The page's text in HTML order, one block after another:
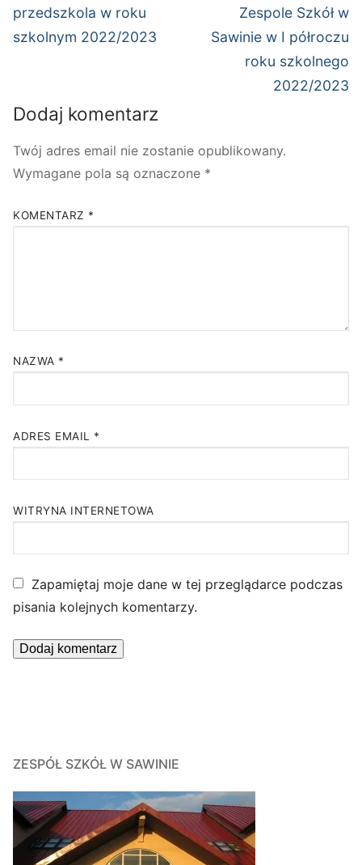
przedszkola w roku
szkolnym 2022/2023
Zespole Szkół w
Sawinie w I półroczu
roku szkolnego
2022/2023
Dodaj komentarz
Twój adres email nie zostanie opublikowany.
Wymagane pola są oznaczone *
KOMENTARZ *
NAZWA *
ADRES EMAIL *
WITRYNA INTERNETOWA
Zapamiętaj moje dane w tej przeglądarce podczas
pisania kolejnych komentarzy.
ZESPÓŁ SZKÓŁ W SAWINIE